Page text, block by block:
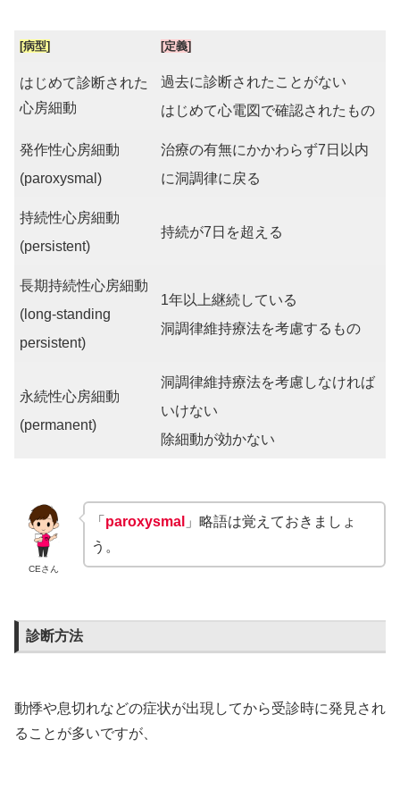
[病型] [定義]
はじめて診断された
心房細動
過去に診断されたことがない
はじめて心電図で確認されたもの
発作性心房細動
(paroxysmal)
治療の有無にかかわらず7日以内
に洞調律に戻る
持続性心房細動
(persistent)
持続が7日を超える
長期持続性心房細動
(long-standing
persistent)
1年以上継続している
洞調律維持療法を考慮するもの
永続性心房細動
(permanent)
洞調律維持療法を考慮しなければ
いけない
除細動が効かない
CEさん
「 paroxysmal 」略語は覚えておきましょ
う。
診断方法
動悸や息切れなどの症状が出現してから受診時に発見され
ることが多いですが、